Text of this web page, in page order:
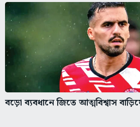
বড়ো ব্যবধানে জিতে আত্মবিশ্বাস